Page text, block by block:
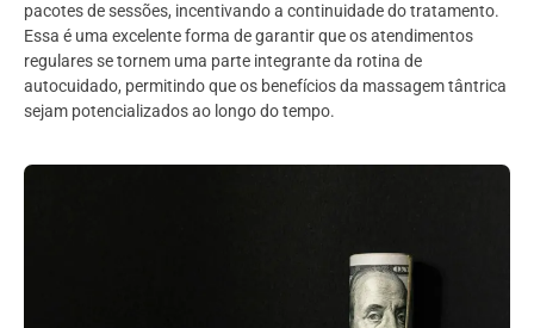
pacotes de sessões, incentivando a continuidade do tratamento.
Essa é uma excelente forma de garantir que os atendimentos
regulares se tornem uma parte integrante da rotina de
autocuidado, permitindo que os benefícios da massagem tântrica
sejam potencializados ao longo do tempo.